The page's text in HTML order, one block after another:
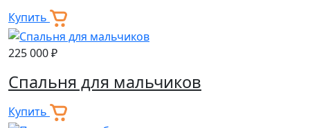
Купить
225 000 ₽
Спальня для мальчиков
Купить